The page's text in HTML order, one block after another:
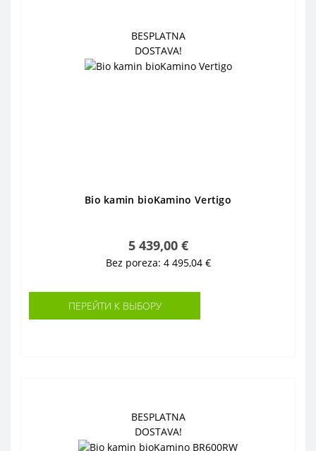
BESPLATNA
DOSTAVA!
Bio kamin bioKamino Vertigo
5 439,00 €
Bez poreza: 4 495,04 €
ПЕРЕЙТИ К ВЫБОРУ
BESPLATNA
DOSTAVA!